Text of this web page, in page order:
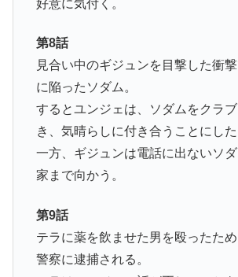
好意に気付く。
第8話
見合い中のギジュンを目撃した衝
に陥ったソダム。
するとユンジェは、ソダムをクラ
き、気晴らしに付き合うことにした
一方、ギジュンは電話に出ないソ
家まで向かう。
第9話
テラに薬を飲ませた男を殴ったた
警察に逮捕される。